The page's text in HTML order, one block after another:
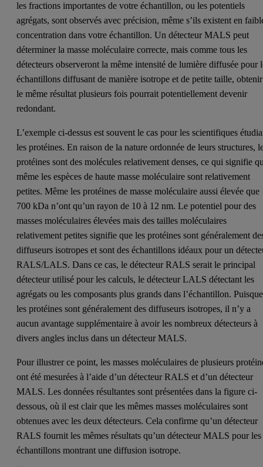
les fractions importantes de votre échantillon, ou les potentiels
agrégats, sont observés avec précision, même s’ils existent en
concentration dans votre échantillon. Un détecteur MALS peut
déterminer la masse moléculaire correcte, mais comme tous les
détecteurs observeront la même intensité de lumière diffusée pour
échantillons diffusant de manière isotrope et de petite taille, obtenir
le même résultat plusieurs fois pourrait potentiellement devenir
redondant.
L’exemple ci-dessus est souvent le cas pour les scientifiques
les protéines. En raison de la nature ordonnée de leurs structures,
protéines sont des molécules relativement denses, ce qui signifie
même les espèces de haute masse moléculaire sont relativement
petites. Même les protéines de masse moléculaire aussi élevée que
700 kDa n’ont qu’un rayon de 10 à 12 nm. Le potentiel pour des
masses moléculaires élevées mais des tailles moléculaires
relativement petites signifie que les protéines sont généralement
diffuseurs isotropes et sont des échantillons idéaux pour un
RALS/LALS. Dans ce cas, le détecteur RALS serait le principal
détecteur utilisé pour les calculs, le détecteur LALS détectant les
agrégats ou les composants plus grands dans l’échantillon. Puisque
les protéines sont généralement des diffuseurs isotropes, il n’y a
aucun avantage supplémentaire à avoir les nombreux détecteurs à
divers angles inclus dans un détecteur MALS.
Pour illustrer ce point, les masses moléculaires de plusieurs
ont été mesurées à l’aide d’un détecteur RALS et d’un détecteur
MALS. Les données résultantes sont présentées dans la figure ci-
dessous, où il est clair que les mêmes masses moléculaires sont
obtenues avec les deux détecteurs. Cela confirme qu’un détecteur
RALS fournit les mêmes résultats qu’un détecteur MALS pour les
échantillons montrant une diffusion isotrope.